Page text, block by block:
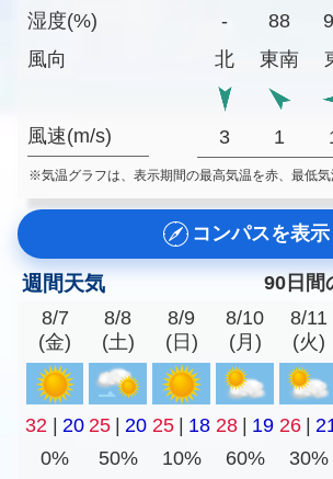
湿度(%)
風向
風速(m/s)
-
88
北
東南
3 1
※気温グラフは、表示期間の最高気温を赤、最低気
コンパスを表示
週間天気
90日間
8/7
(金)
8/8
(土)
8/9
(日)
8/10
(月)
8/11
(火)
32 | 20 25 | 20 25 | 18 28 | 19 26 |
0%
50% 10% 60% 30%